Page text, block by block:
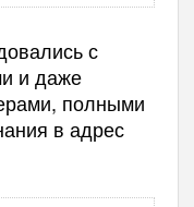
с
и даже
полными
в адрес